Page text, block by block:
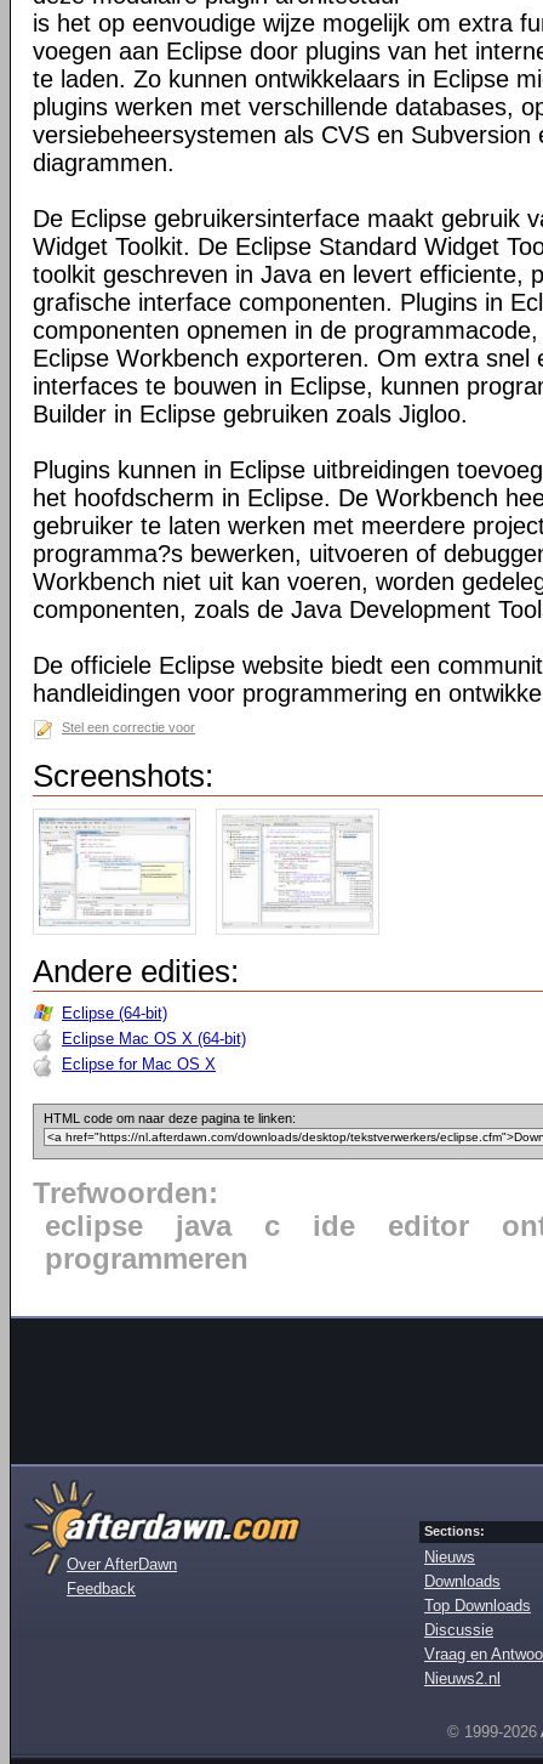
is het op eenvoudige wijze mogelijk om extra
voegen aan Eclipse door plugins van het
te laden. Zo kunnen ontwikkelaars in Eclipse
plugins werken met verschillende databases,
versiebeheersystemen als CVS en Subversion
diagrammen.
De Eclipse gebruikersinterface maakt gebruik
Widget Toolkit. De Eclipse Standard Widget
toolkit geschreven in Java en levert efficiente,
grafische interface componenten. Plugins in
componenten opnemen in de
Eclipse Workbench exporteren. Om extra snel
interfaces te bouwen in Eclipse, kunnen
Builder in Eclipse gebruiken zoals Jigloo.
Plugins kunnen in Eclipse uitbreidingen
het hoofdscherm in Eclipse. De Workbench
gebruiker te laten werken met meerdere
programma?s bewerken, uitvoeren of
Workbench niet uit kan voeren, worden
componenten, zoals de Java Development
De officiele Eclipse website biedt een
handleidingen voor programmering en
Stel een correctie voor
Screenshots:
Andere edities:
Eclipse (64-bit)
Eclipse Mac OS X (64-bit)
Eclipse for Mac OS X
HTML code om naar deze pagina te linken:
Trefwoorden:
eclipse
java c ide editor
programmeren
Over AfterDawn
Feedback
Sections:
Nieuws
Downloads
Top Downloads
Discussie
Vraag en
Nieuws2.nl
© 1999-2026